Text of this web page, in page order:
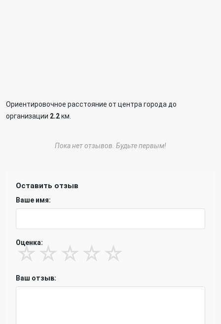
Ориентировочное расстояние от центра города до
организации 2.2км.
Пока нет отзывов. Будьте первым!
Оставить отзыв
Ваше имя:
Оценка:
☆ ☆ ☆ ☆ ☆
Ваш отзыв: